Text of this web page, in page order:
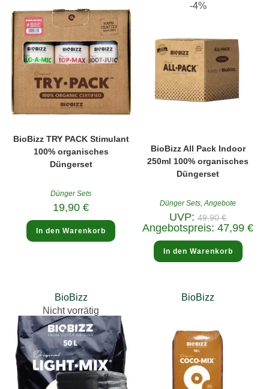
können
auf
der
Produktseite
gewählt
werden
BioBizz TRY PACK Stimulant
100% organisches
Düngerset
Dünger Sets
19,90€
In den Warenkorb
-4%
BioBizz All Pack Indoor
250ml 100% organisches
Düngerset
Dünger Sets,Angebote
UVP: 49,90€
Preis
war:
49,90 €
Angebotspreis: 47,99€
In den Warenkorb
BioBizz
Nicht vorrätig
BioBizz